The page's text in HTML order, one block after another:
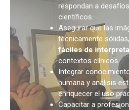
respondan a
científicos.
Asegurar que las
técnicamente
fáciles de
contextos clínicos.
Integrar
humana y análisis
enriquecer el uso
Capacitar a